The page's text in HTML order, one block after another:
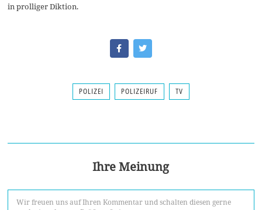
in prolliger Diktion.
POLIZEI POLIZEIRUF TV
Ihre Meinung